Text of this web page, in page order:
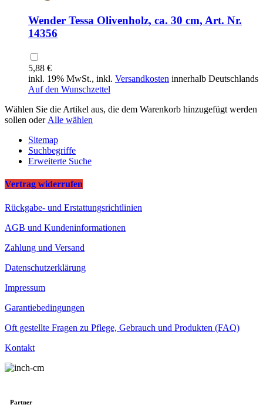
Wender Tessa Olivenholz, ca. 30 cm, Art. Nr.
14356
5,88 €
inkl. 19% MwSt., inkl. Versandkosten innerhalb Deutschlands
Auf den Wunschzettel
Wählen Sie die Artikel aus, die dem Warenkorb hinzugefügt werden
sollen oder Alle wählen
Sitemap
Suchbegriffe
Erweiterte Suche
Vertrag widerrufen
Rückgabe- und Erstattungsrichtlinien
AGB und Kundeninformationen
Zahlung und Versand
Datenschutzerklärung
Impressum
Garantiebedingungen
Oft gestellte Fragen zu Pflege, Gebrauch und Produkten (FAQ)
Kontakt
Partner